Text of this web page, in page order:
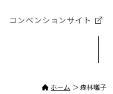
コンベンションサイト
ホーム 森林囃子